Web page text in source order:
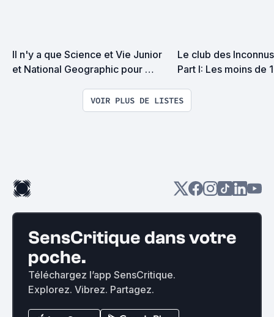
Il n'y a que Science et Vie Junior
et National Geographic pour
Le club des
Part I: Les moins de
VOIR PLUS DE LISTES
SensCritique dans votre
poche.
Téléchargez l’app SensCritique.
Explorez. Vibrez. Partagez.